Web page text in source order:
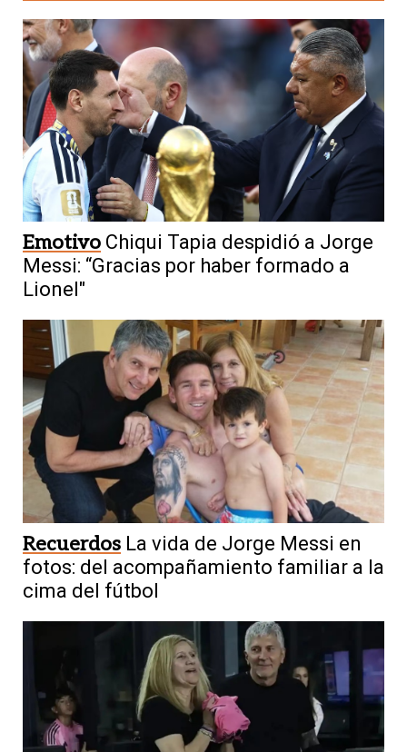
Emotivo Chiqui Tapia despidió a Jorge
Messi: “Gracias por haber formado a
Lionel"
Recuerdos La vida de Jorge Messi en
fotos: del acompañamiento familiar a la
cima del fútbol